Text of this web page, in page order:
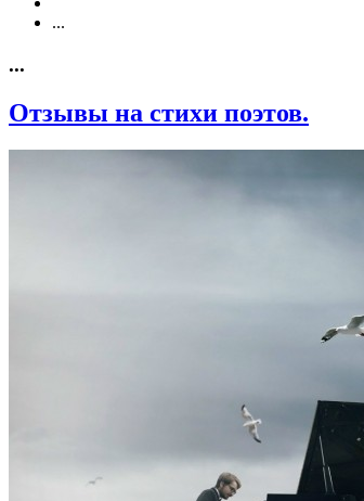
...
...
Отзывы на стихи поэтов.